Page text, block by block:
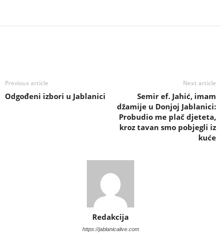
Previous article
Odgođeni izbori u Jablanici
Next article
Semir ef. Jahić, imam
džamije u Donjoj Jablanici:
Probudio me plač djeteta,
kroz tavan smo pobjegli iz
kuće
Redakcija
https://jablanicalive.com